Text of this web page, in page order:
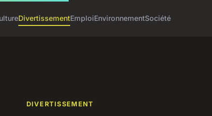
DivertissementEmploiEnvironnementSociété
DIVERTISSEMENT